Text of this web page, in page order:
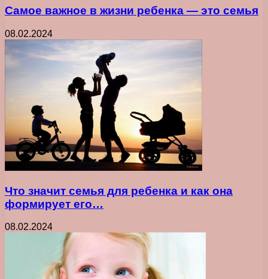
Самое важное в жизни ребенка ― это семья
08.02.2024
Что значит семья для ребенка и как она
формирует его…
08.02.2024